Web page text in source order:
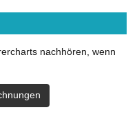
nachhören, wenn